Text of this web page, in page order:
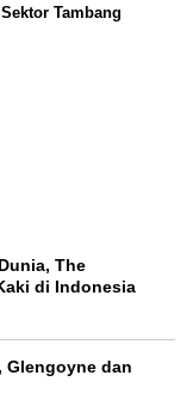
Tambang
The
di Indonesia
Glengoyne dan